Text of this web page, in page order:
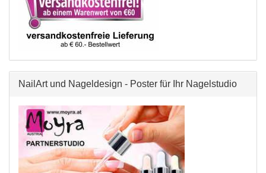
NailArt und Nageldesign - Poster für Ihr Nagelstudio